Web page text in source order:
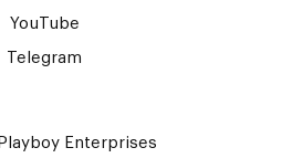
YouTube
Telegram
Enterprises